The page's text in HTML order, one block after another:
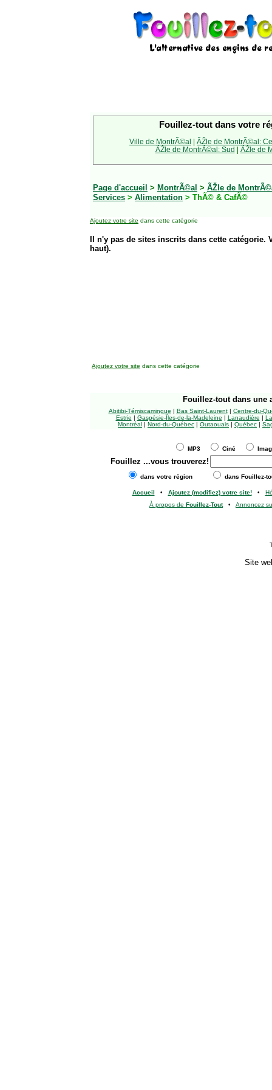
Fouillez-tout dans votre
Ville de MontrÃ©al | ÃŽle de MontrÃ©al:
ÃŽle de MontrÃ©al: Sud | ÃŽle de
Page d'accueil > MontrÃ©al > ÃŽle de
Services > Alimentation > ThÃ© & CafÃ©
Ajoutez votre site dans cette catégorie
Il n'y pas de sites inscrits dans cette
haut).
Ajoutez votre site dans cette catégorie
Fouillez-tout dans une
Abitibi-Témiscamingue | Bas Saint-Laurent| Centre-du-
Estrie | Gaspésie-Îles-de-la-Madeleine | Lanaudière |
Montréal | Nord-du-Québec | Outaouais | Québec |
MP3 Ciné
Fouillez ...vous trouverez!
dans votre région dans Fouillez-
Accueil • Ajoutez (modifiez) votre site!•
À propos de Fouillez-Tout• Annoncez
Site